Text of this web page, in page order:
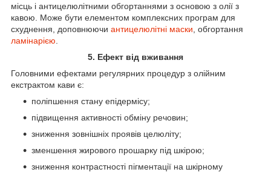
місць і антицелюлітними обгортаннями з основою з олії з
кавою. Може бути елементом комплексних програм для
схуднення, доповнюючи антицелюлітні маски , обгортання
ламінарією
5. Ефект від вживання
Головними ефектами регулярних процедур з олійним
екстрактом кави є:
поліпшення стану епідермісу;
підвищення активності обміну речовин;
зниження зовнішніх проявів целюліту;
зменшення жирового прошарку під шкірою;
зниження контрастності пігментації на шкірному